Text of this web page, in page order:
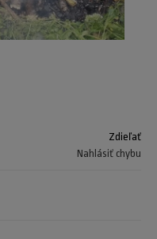
Zdieľať
Nahlásiť chybu